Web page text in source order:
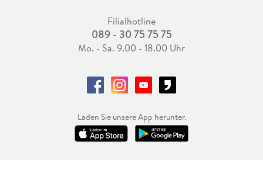
Filialhotline
089 - 30 75 75 75
Mo. - Sa. 9.00 - 18.00 Uhr
Laden Sie unsere App herunter.